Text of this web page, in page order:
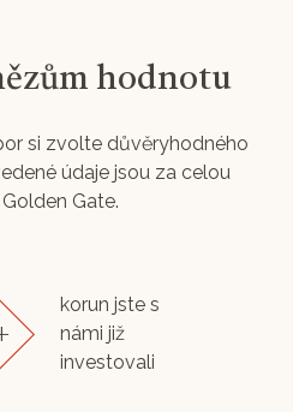
hodnotu
si zvolte důvěryhodného
údaje jsou za celou
Gate.
korun jste s
námi již
investovali